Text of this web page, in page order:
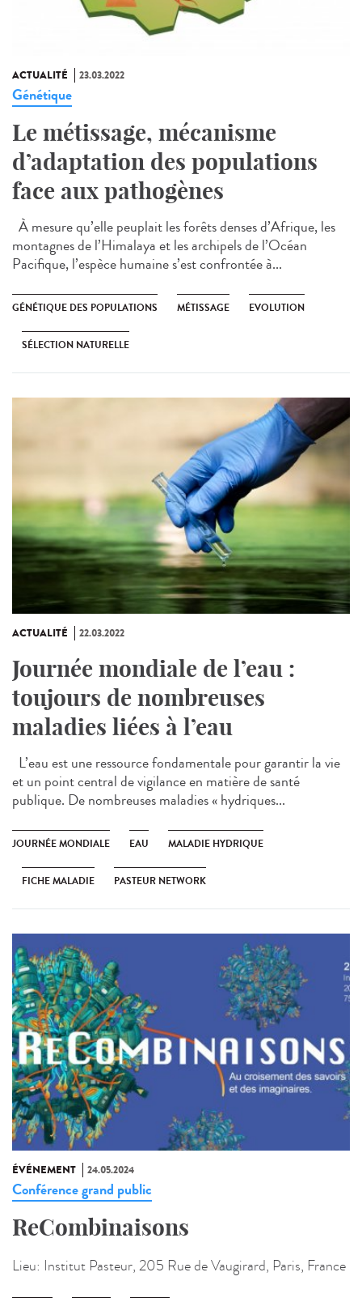
ACTUALITÉ 23.03.2022
Génétique
Le métissage, mécanisme
d’adaptation des populations
face aux pathogènes
À mesure qu’elle peuplait les forêts denses d’Afrique, les
montagnes de l’Himalaya et les archipels de l’Océan
Pacifique, l’espèce humaine s’est confrontée à...
GÉNÉTIQUE DES POPULATIONS MÉTISSAGE EVOLUTION
SÉLECTION NATURELLE
ACTUALITÉ 22.03.2022
Journée mondiale de l’eau :
toujours de nombreuses
maladies liées à l’eau
L’eau est une ressource fondamentale pour garantir la vie
et un point central de vigilance en matière de santé
publique. De nombreuses maladies « hydriques...
JOURNÉE MONDIALE EAU MALADIE HYDRIQUE
FICHE MALADIE PASTEUR NETWORK
ÉVÉNEMENT 24.05.2024
Conférence grand public
ReCombinaisons
Lieu: Institut Pasteur, 205 Rue de Vaugirard, Paris, France